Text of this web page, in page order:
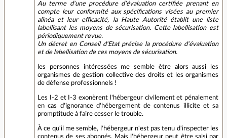
Au terme d'une procédure d'évaluation certifiée prenant en
compte leur conformité aux spécifications visées au premier
alinéa et leur efficacité, la Haute Autorité établit une liste
labellisant les moyens de sécurisation. Cette labellisation est
périodiquement revue.
Un décret en Conseil d'Etat précise la procédure d'évaluation
et de labellisation de ces moyens de sécurisation.
les personnes intéressées me semble être alors aussi les
organismes de gestion collective des droits et les organismes
de défense professionnels !
Les I-2 et I-3 exonèrent l'hébergeur civilement et pénalement
en cas d'ignorance d'hébergement de contenus illicite et sa
promptitude à faire cesser le trouble.
À ce qu'il me semble, l'hébergeur n'est pas tenu d'inspecter les
contenus de ses abonnés. Mais l'hébergeur peut être saisi par